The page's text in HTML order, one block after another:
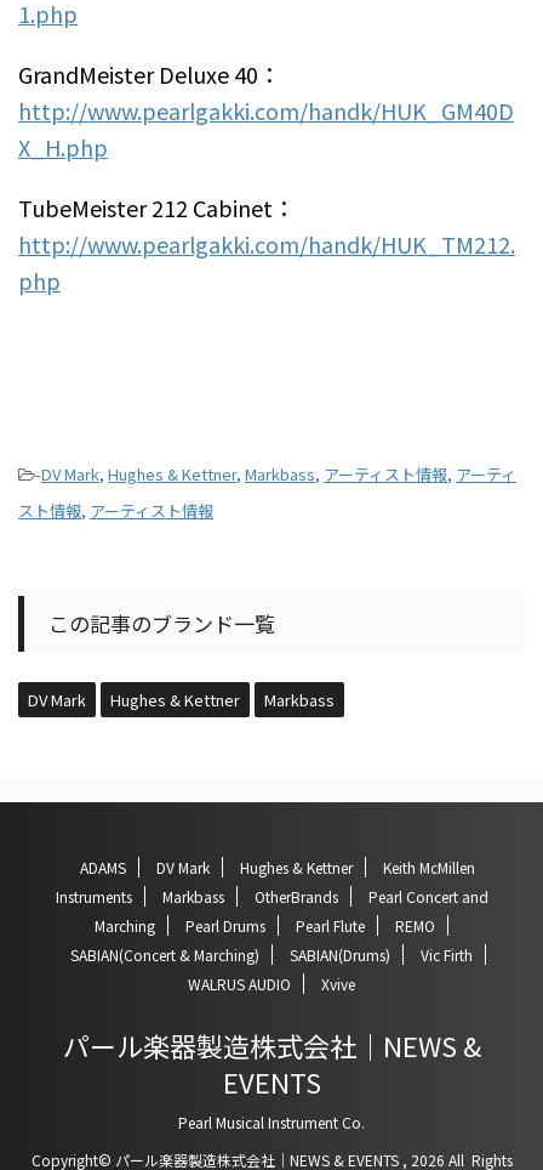
1.php
GrandMeister Deluxe 40：
http://www.pearlgakki.com/handk/HUK_GM40D
X_H.php
TubeMeister 212 Cabinet：
http://www.pearlgakki.com/handk/HUK_TM212.
php
-DV Mark, Hughes & Kettner, Markbass, アーティスト情報, アーティ
スト情報, アーティスト情報
この記事のブランド一覧
DV Mark Hughes & Kettner Markbass
ADAMS DV Mark Hughes & Kettner
Keith McMillen
Instruments
Markbass OtherBrands
Pearl Concert and
Marching
Pearl Drums Pearl Flute
REMO
SABIAN(Concert & Marching)
SABIAN(Drums)
Vic Firth
WALRUS AUDIO
Xvive
パール楽器製造株式会社｜NEWS &
EVENTS
Pearl Musical Instrument Co.
Copyright© パール楽器製造株式会社｜NEWS & EVENTS , 2026 All Rights